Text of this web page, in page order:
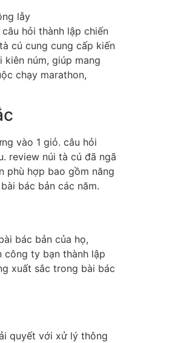
hỏi thành lập chiến
cú cung cung cấp kiến
núm, giúp mang
chạy marathon,
vào 1 giỏ. câu hỏi
review núi tà cú đã ngã
phù hợp bao gồm năng
bác bản các năm.
bác bản của họ,
công ty bạn thành lập
xuất sắc trong bài bác
quyết với xử lý thông